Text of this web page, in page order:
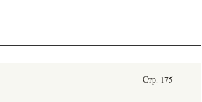
Стр. 175